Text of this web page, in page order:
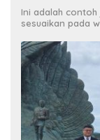
Ini adalah contoh
sesuaikan pada